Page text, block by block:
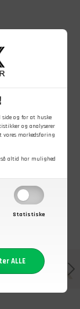
og for at huske
og analyserer
vores markedsføring
altid har mulighed
Statistiske
149,00DKK
Brandit Molle
Phone Pouch
Camo
På lager - Køb nu